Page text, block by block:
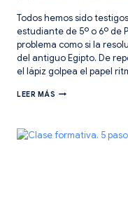
Todos hemos sido
estudiante de 5º o 6º de
problema como si la
del antiguo Egipto. De
el lápiz golpea el papel
LEER MÁS RESOLUCIÓN
PASOS